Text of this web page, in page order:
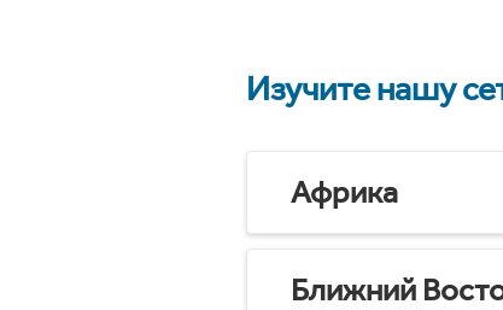
Изучите нашу
Африка
Ближний